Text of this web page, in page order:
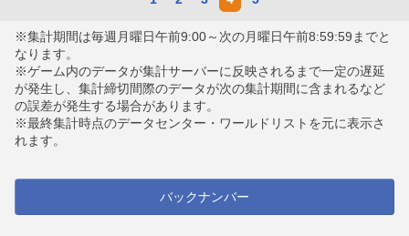
※集計期間は毎週月曜日午前9:00～次の月曜日午前8:59:59までと
なります。
※ゲーム内のデータが集計サーバーに反映されるまで一定の遅延
が発生し、集計締切間際のデータが次の集計期間に含まれるなど
の誤差が発生する場合があります。
※最終集計時点のデータセンター・ワールドリストを元に表示さ
れます。
バックナンバー